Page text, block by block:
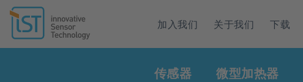
Header
navigation
加入我们 关于我们 下载
传感器 微型加热器